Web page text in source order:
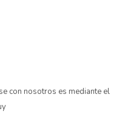
con nosotros es mediante el